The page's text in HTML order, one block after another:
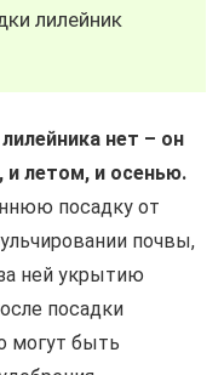
лилейник
нет – он
, и летом, и осенью.
посадку от
почвы,
ней укрытию
посадки
могут быть